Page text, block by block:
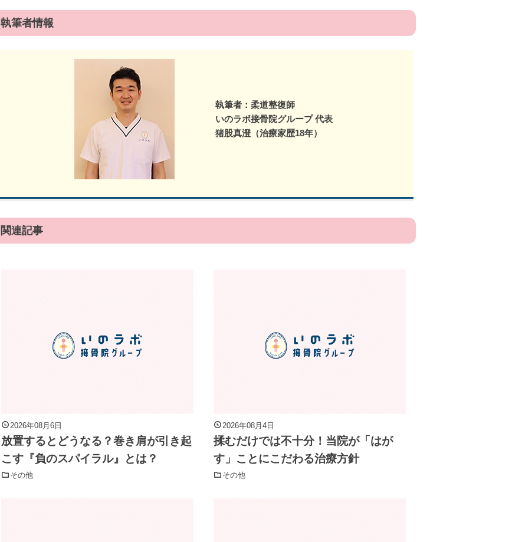
執筆者情報
執筆者：柔道整復師
いのラボ接骨院グループ 代表
猪股真澄（治療家歴18年）
関連記事
2026年08月6日
放置するとどうなる？巻き肩が引き起
こす『負のスパイラル』とは？
その他
2026年08月4日
揉むだけでは不十分！当院が「はが
す」ことにこだわる治療方針
その他